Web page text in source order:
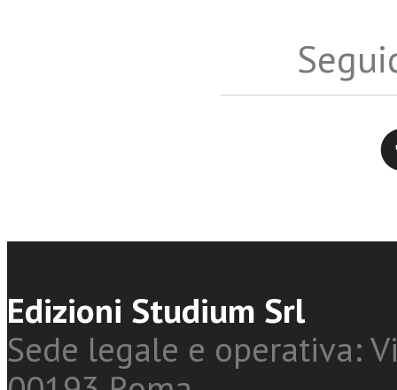
Edizioni Studium Srl
Sede legale e operativa: